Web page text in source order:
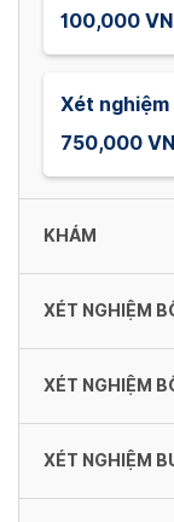
100,000
Xét nghiệm
750,000
KHÁM
Khám bệnh
Khám thai
XÉT NGHIỆM
Xét nghiệm
XÉT NGHIỆM
Xét
XÉT NGHIỆM